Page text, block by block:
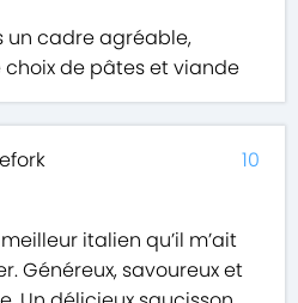
un cadre agréable,
de pâtes et viande
italien qu’il m’ait
Généreux, savoureux et
10